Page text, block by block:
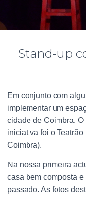
Stand-up
Em conjunto com
implementar um
cidade de Coimbra.
iniciativa foi o
Coimbra).
Na nossa primeira
casa bem composta
passado. As fotos